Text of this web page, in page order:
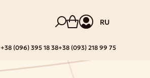
RU
+38 (096) 395 18 38+38 (093) 218 99 75